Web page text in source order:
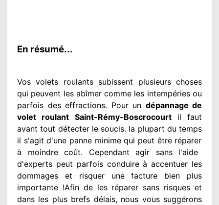
En résumé...
Vos volets roulants subissent plusieurschoses
qui peuvent les abîmercomme les intempéries ou
parfois des effractions. Pour un dépannage de
volet roulant Saint-Rémy-Boscrocourtil faut
avant tout détecterle soucis. la plupart du temps
il s'agit d'une panne minime qui peut être réparer
à moindrecoût. Cependant agir sans l'aide
d'experts peut parfois conduire à accentuer les
dommages et risquer une facture bien plus
importante !Afin de les réparer sans risques et
dans les plus brefs délais, nous vous suggérons